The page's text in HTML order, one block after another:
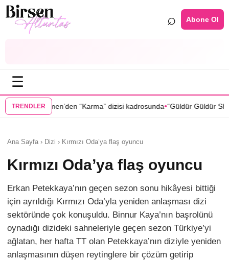
⌕ Abone Ol
☰
TRENDLER
“Karma” dizisi kadrosunda•“Güldür Güldür Show”un yıldızları
Ana Sayfa › Dizi › Kırmızı Oda’ya flaş oyuncu
Kırmızı Oda’ya flaş oyuncu
Erkan Petekkaya’nın geçen sezon sonu hikâyesi bittiği
için ayrıldığı Kırmızı Oda’yla yeniden anlaşması dizi
sektöründe çok konuşuldu. Binnur Kaya’nın başrolünü
oynadığı dizideki sahneleriyle geçen sezon Türkiye’yi
ağlatan, her hafta TT olan Petekkaya’nın diziyle yeniden
anlaşmasının düşen reytinglere bir çözüm getirip